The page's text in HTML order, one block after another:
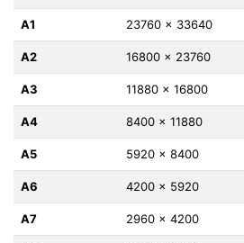
A1 23760 x 33640
A2 16800 x 23760
A3 11880 x 16800
A4 8400 x 11880
A5 5920 x 8400
A6 4200 x 5920
A7 2960 x 4200